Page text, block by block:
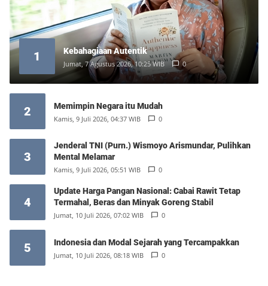
1 Kebahagiaan Autentik
Jumat, 7 Agustus 2026, 10:25 WIB 0
2 Memimpin Negara itu Mudah
Kamis, 9 Juli 2026, 04:37 WIB 0
3
Jenderal TNI (Purn.) Wismoyo Arismundar, Pulihkan
Mental Melamar
Kamis, 9 Juli 2026, 05:51 WIB 0
4
Update Harga Pangan Nasional: Cabai Rawit Tetap
Termahal, Beras dan Minyak Goreng Stabil
Jumat, 10 Juli 2026, 07:02 WIB 0
5 Indonesia dan Modal Sejarah yang Tercampakkan
Jumat, 10 Juli 2026, 08:18 WIB 0